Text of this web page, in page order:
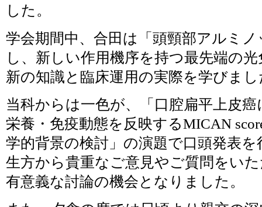
した。
学会期間中、合田は「頭頸部アルミ
し、新しい作用機序を持つ最先端の
新の知識と臨床運用の実際を学びまし
当科からは一色が、「口腔扁平上皮
栄養・免疫動態を反映するMICAN
学的背景の検討」の演題で口頭発表
生方から貴重なご意見やご質問をい
有意義な討論の機会となりました。